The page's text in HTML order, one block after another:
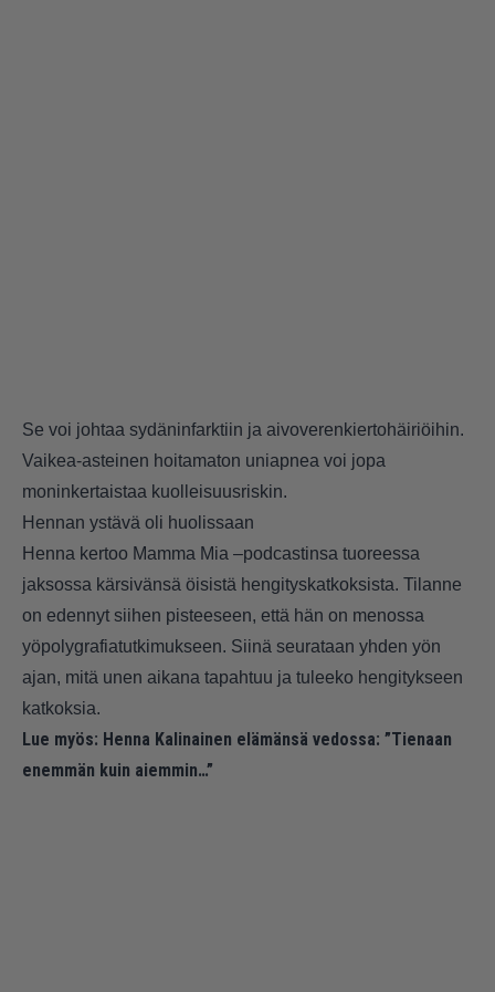
Se voi johtaa sydäninfarktiin ja aivoverenkiertohäiriöihin.
Vaikea-asteinen hoitamaton uniapnea voi jopa
moninkertaistaa kuolleisuusriskin.
Hennan ystävä oli huolissaan
Henna kertoo Mamma Mia –podcastinsa tuoreessa
jaksossa kärsivänsä öisistä hengityskatkoksista. Tilanne
on edennyt siihen pisteeseen, että hän on menossa
yöpolygrafiatutkimukseen. Siinä seurataan yhden yön
ajan, mitä unen aikana tapahtuu ja tuleeko hengitykseen
katkoksia.
Lue myös: Henna Kalinainen elämänsä vedossa: ”Tienaan
enemmän kuin aiemmin…”